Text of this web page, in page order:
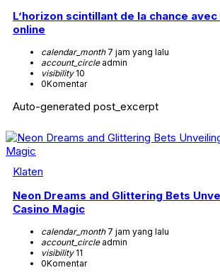
L’horizon scintillant de la chance
online
calendar_month7 jam yang lalu
account_circleadmin
visibility10
0Komentar
Auto-generated post_excerpt
Klaten
Neon Dreams and Glittering Bets
Casino Magic
calendar_month7 jam yang lalu
account_circleadmin
visibility11
0Komentar